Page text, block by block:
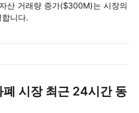
산 거래량 증가($300M)는 시장의
니다.
시장 최근 24시간 동